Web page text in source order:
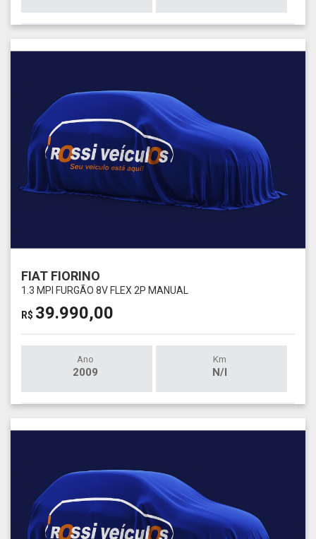
FIAT FIORINO
1.3 MPI FURGÃO 8V FLEX 2P MANUAL
R$ 39.990,00
Ano
2009
Km
N/I